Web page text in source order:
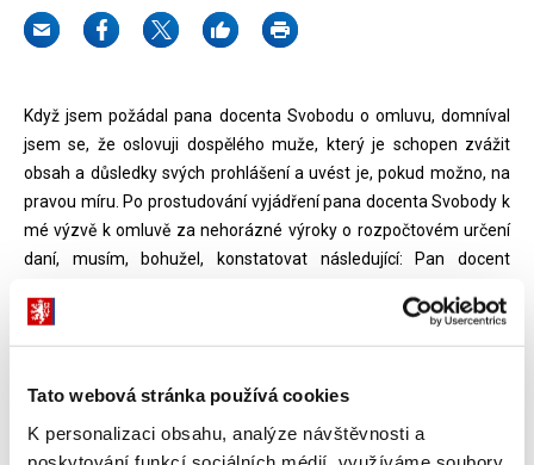
Tato webová stránka používá cookies
K personalizaci obsahu, analýze návštěvnosti a
Když jsem požádal pana docenta Svobodu o omluvu, domníval
jsem se, že oslovuji dospělého muže, který je schopen zvážit
obsah a důsledky svých prohlášení a uvést je, pokud možno, na
pravou míru. Po prostudování vyjádření pana docenta Svobody k
mé výzvě k omluvě za nehorázné výroky o rozpočtovém určení
daní, musím, bohužel, konstatovat následující: Pan docent
hnutí Starostové a nezávislí. Tím méně existuje návrh, který by
prosazovala Vláda ČR, jenž by ve svém důsledku poškozoval na
příjmové straně město Prahu o 14 miliard korun, jak tvrdí docent